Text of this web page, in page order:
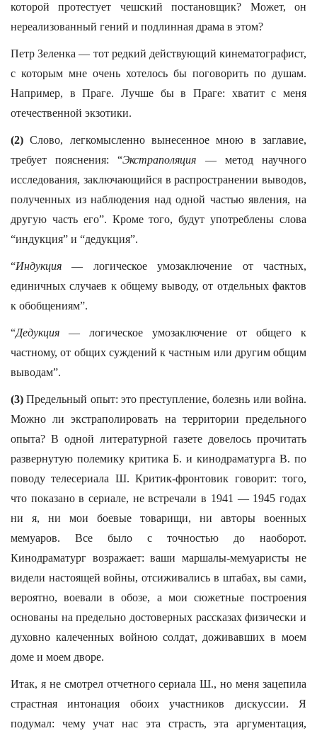
которой протестует чешский постановщик? Может, он
нереализованный гений и подлинная драма в этом?
Петр Зеленка — тот редкий действующий кинематографист,
с которым мне очень хотелось бы поговорить по душам.
Например, в Праге. Лучше бы в Праге: хватит с меня
отечественной экзотики.
(2) Слово, легкомысленно вынесенное мною в заглавие,
требует пояснения: “Экстраполяция — метод научного
исследования, заключающийся в распространении выводов,
полученных из наблюдения над одной частью явления, на
другую часть его”. Кроме того, будут употреблены слова
“индукция” и “дедукция”.
“Индукция — логическое умозаключение от частных,
единичных случаев к общему выводу, от отдельных фактов
к обобщениям”.
“Дедукция — логическое умозаключение от общего к
частному, от общих суждений к частным или другим общим
выводам”.
(3) Предельный опыт: это преступление, болезнь или война.
Можно ли экстраполировать на территории предельного
опыта? В одной литературной газете довелось прочитать
развернутую полемику критика Б. и кинодраматурга В. по
поводу телесериала Ш. Критик-фронтовик говорит: того,
что показано в сериале, не встречали в 1941 — 1945 годах
ни я, ни мои боевые товарищи, ни авторы военных
мемуаров. Все было с точностью до наоборот.
Кинодраматург возражает: ваши маршалы-мемуаристы не
видели настоящей войны, отсиживались в штабах, вы сами,
вероятно, воевали в обозе, а мои сюжетные построения
основаны на предельно достоверных рассказах физически и
духовно калеченных войною солдат, доживавших в моем
доме и моем дворе.
Итак, я не смотрел отчетного сериала Ш., но меня зацепила
страстная интонация обоих участников дискуссии. Я
подумал: чему учат нас эта страсть, эта аргументация,